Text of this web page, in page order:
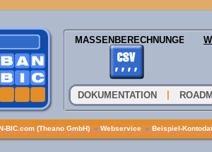
MASSENBERECHNUNGEN
DOKUMENTATION
BIC.com (Theano GmbH) » Webservice » Beispiel-